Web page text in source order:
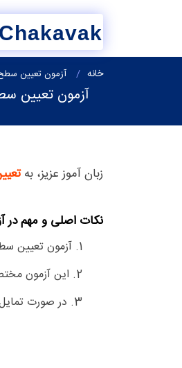
Chakavak
خانه آزمون تعیین سطح
آزمون تعیین
زبان آموز عزیز، به
نکات اصلی و مهم در
1. آزمون تعیین سطح به طور کامل
2. این آزمون مختص همه افراد است. چه افرادی که سطح تقریبی خود را بدانند و چه افرادی که هیچ اطلاعی از سطح خود ندارند.
3. در صورت تمایل می توانید برای تکمیل شدن آزمون، به صورت تلفنی و یا آنلاین ادامه تعیین سطح را با کارشناسان ما در این آموزشگاه ادامه دهید.